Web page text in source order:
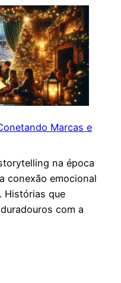
Marcas e
na época
conexão emocional
Histórias que
com a